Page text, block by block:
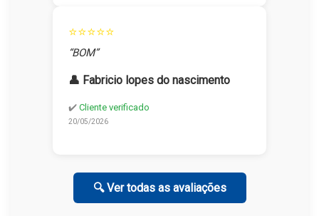
⭐⭐⭐⭐⭐
“BOM”
👤 Fabricio lopes do nascimento
✔️ Cliente verificado
20/05/2026
🔍 Ver todas as avaliações